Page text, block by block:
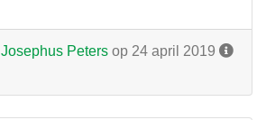
Josephus Peters op 24 april 2019